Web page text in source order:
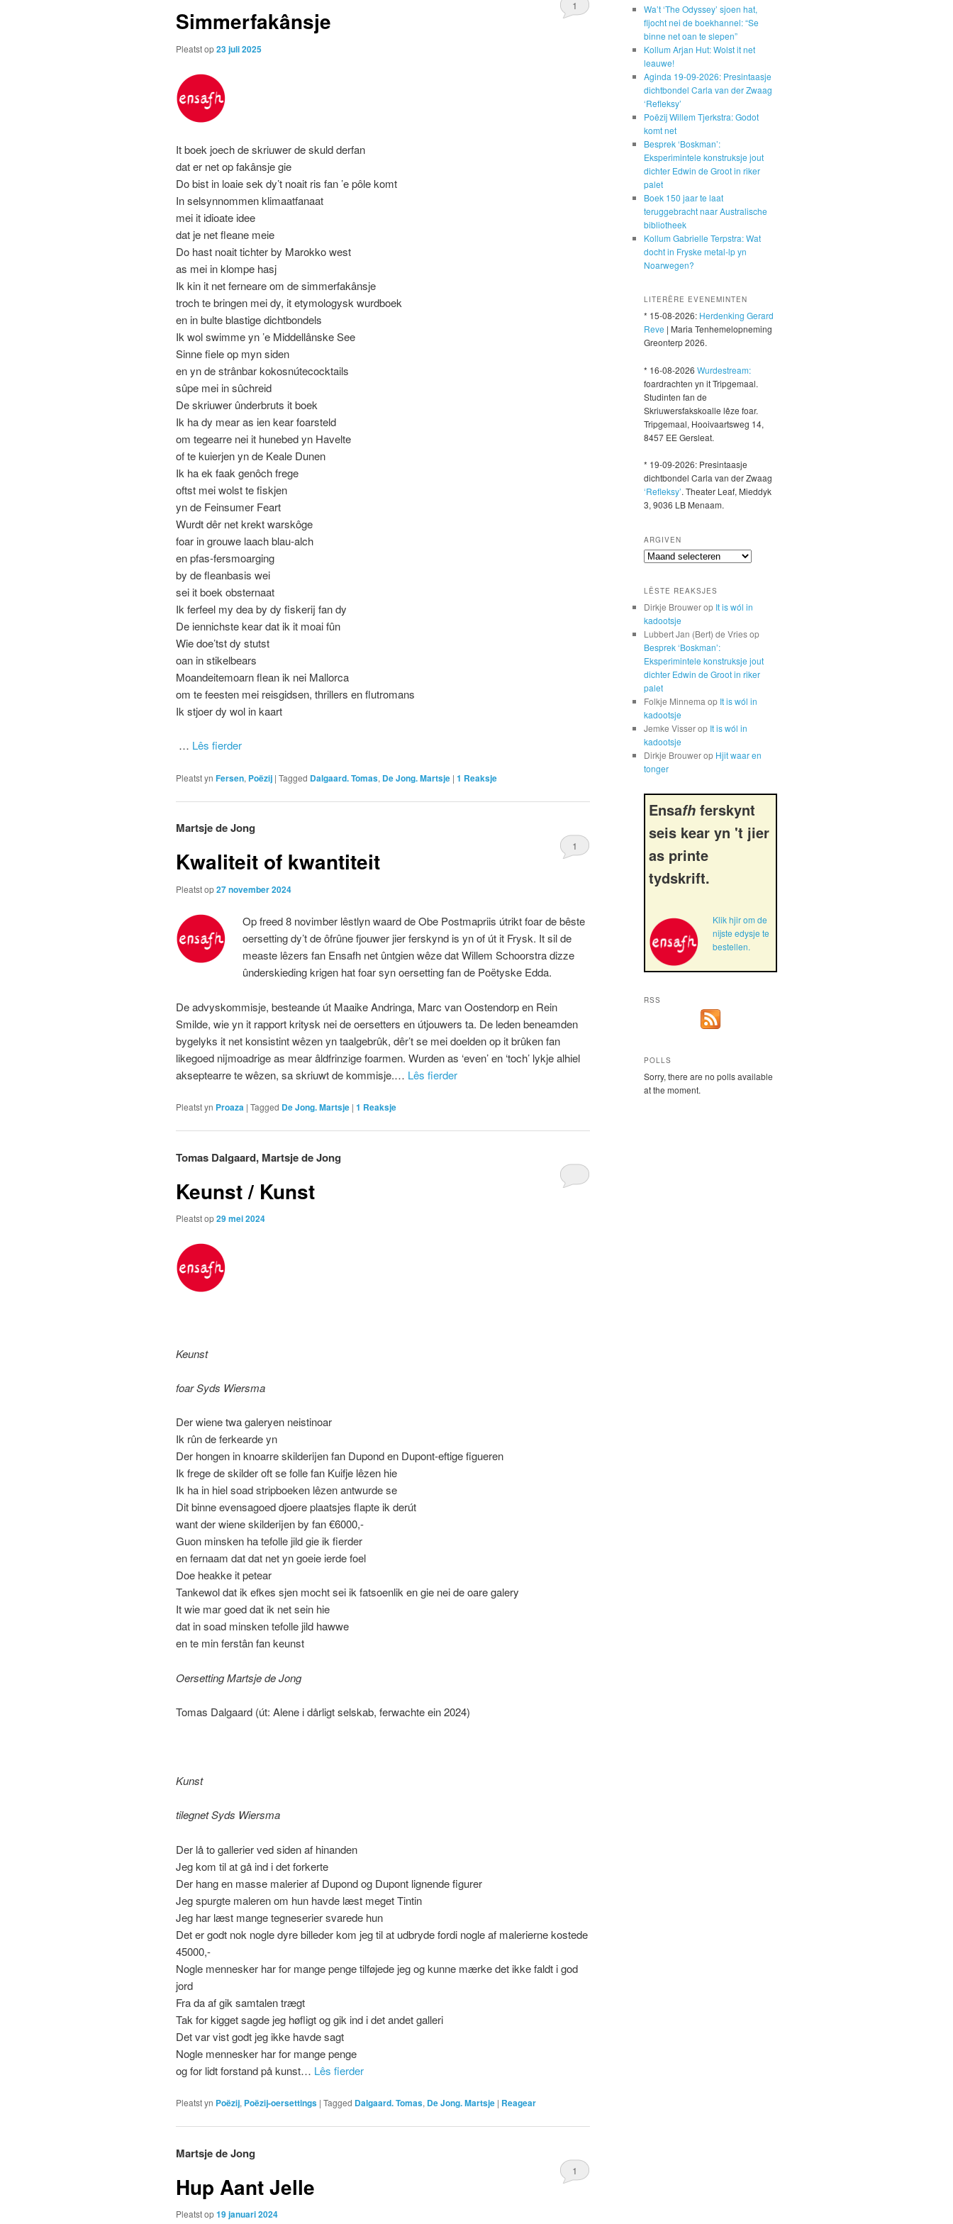
Simmerfakânsje
Pleatst op23 juli 2025
1
It boek joech de skriuwer de skuld derfan
dat er net op fakânsje gie
Do bist in loaie sek dy’t noait ris fan ’e pôle komt
In selsynnommen klimaatfanaat
mei it idioate idee
dat je net fleane meie
Do hast noait tichter by Marokko west
as mei in klompe hasj
Ik kin it net ferneare om de simmerfakânsje
troch te bringen mei dy, it etymologysk wurdboek
en in bulte blastige dichtbondels
Ik wol swimme yn ’e Middellânske See
Sinne fiele op myn siden
en yn de strânbar kokosnútecocktails
sûpe mei in sûchreid
De skriuwer ûnderbruts it boek
Ik ha dy mear as ien kear foarsteld
om tegearre nei it hunebed yn Havelte
of te kuierjen yn de Keale Dunen
Ik ha ek faak genôch frege
oftst mei wolst te fiskjen
yn de Feinsumer Feart
Wurdt dêr net krekt warskôge
foar in grouwe laach blau-alch
en pfas-fersmoarging
by de fleanbasis wei
sei it boek obsternaat
Ik ferfeel my dea by dy fiskerij fan dy
De iennichste kear dat ik it moai fûn
Wie doe’tst dy stutst
oan in stikelbears
Moandeitemoarn flean ik nei Mallorca
om te feesten mei reisgidsen, thrillers en flutromans
Ik stjoer dy wol in kaart
… Lês fierder
Pleatst yn Fersen, Poëzij | Tagged Dalgaard. Tomas, De Jong. Martsje | 1 Reaksje
Martsje de Jong
Kwaliteit of kwantiteit
Pleatst op27 november 2024
1
Op freed 8 novimber lêstlyn waard de Obe Postmapriis útrikt foar de bêste
oersetting dy’t de ôfrûne fjouwer jier ferskynd is yn of út it Frysk. It sil de
measte lêzers fan Ensafh net ûntgien wêze dat Willem Schoorstra dizze
ûnderskieding krigen hat foar syn oersetting fan de Poëtyske Edda.
De advyskommisje, besteande út Maaike Andringa, Marc van Oostendorp en Rein
Smilde, wie yn it rapport kritysk nei de oersetters en útjouwers ta. De leden beneamden
bygelyks it net konsistint wêzen yn taalgebrûk, dêr’t se mei doelden op it brûken fan
likegoed nijmoadrige as mear âldfrinzige foarmen. Wurden as ‘even’ en ‘toch’ lykje alhiel
akseptearre te wêzen, sa skriuwt de kommisje.… Lês fierder
Pleatst yn Proaza | Tagged De Jong. Martsje | 1 Reaksje
Tomas Dalgaard, Martsje de Jong
Keunst / Kunst
Pleatst op29 mei 2024
Keunst
foar Syds Wiersma
Der wiene twa galeryen neistinoar
Ik rûn de ferkearde yn
Der hongen in knoarre skilderijen fan Dupond en Dupont-eftige figueren
Ik frege de skilder oft se folle fan Kuifje lêzen hie
Ik ha in hiel soad stripboeken lêzen antwurde se
Dit binne evensagoed djoere plaatsjes flapte ik derút
want der wiene skilderijen by fan €6000,-
Guon minsken ha tefolle jild gie ik fierder
en fernaam dat dat net yn goeie ierde foel
Doe heakke it petear
Tankewol dat ik efkes sjen mocht sei ik fatsoenlik en gie nei de oare galery
It wie mar goed dat ik net sein hie
dat in soad minsken tefolle jild hawwe
en te min ferstân fan keunst
Oersetting Martsje de Jong
Tomas Dalgaard (út: Alene i dårligt selskab, ferwachte ein 2024)
Kunst
tilegnet Syds Wiersma
Der lå to gallerier ved siden af hinanden
Jeg kom til at gå ind i det forkerte
Der hang en masse malerier af Dupond og Dupont lignende figurer
Jeg spurgte maleren om hun havde læst meget Tintin
Jeg har læst mange tegneserier svarede hun
Det er godt nok nogle dyre billeder kom jeg til at udbryde fordi nogle af malerierne kostede
45000,-
Nogle mennesker har for mange penge tilføjede jeg og kunne mærke det ikke faldt i god
jord
Fra da af gik samtalen trægt
Tak for kigget sagde jeg høfligt og gik ind i det andet galleri
Det var vist godt jeg ikke havde sagt
Nogle mennesker har for mange penge
og for lidt forstand på kunst… Lês fierder
Pleatst yn Poëzij, Poëzij-oersettings | Tagged Dalgaard. Tomas, De Jong. Martsje | Reagear
Martsje de Jong
Hup Aant Jelle
Pleatst op19 januari 2024
1
Wa’t ‘The Odyssey’ sjoen hat,
fljocht nei de boekhannel: “Se
binne net oan te slepen”
Kollum Arjan Hut: Wolst it net
leauwe!
Aginda 19-09-2026: Presintaasje
dichtbondel Carla van der Zwaag
‘Refleksy’
Poëzij Willem Tjerkstra: Godot
komt net
Besprek ‘Boskman’:
Eksperimintele konstruksje jout
dichter Edwin de Groot in riker
palet
Boek 150 jaar te laat
teruggebracht naar Australische
bibliotheek
Kollum Gabrielle Terpstra: Wat
docht in Fryske metal-lp yn
Noarwegen?
LITERÊRE EVENEMINTEN
* 15-08-2026: Herdenking Gerard
Reve | Maria Tenhemelopneming
Greonterp 2026.
* 16-08-2026 Wurdestream:
foardrachten yn it Tripgemaal.
Studinten fan de
Skriuwersfakskoalle lêze foar.
Tripgemaal, Hooivaartsweg 14,
8457 EE Gersleat.
* 19-09-2026: Presintaasje
dichtbondel Carla van der Zwaag
‘Refleksy’. Theater Leaf, Mieddyk
3, 9036 LB Menaam.
ARGIVEN
Argiven
LÊSTE REAKSJES
Dirkje Brouwerop It is wól in
kadootsje
Lubbert Jan (Bert) de Vriesop
Besprek ‘Boskman’:
Eksperimintele konstruksje jout
dichter Edwin de Groot in riker
palet
Folkje Minnema op It is wól in
kadootsje
Jemke Visserop It is wól in
kadootsje
Dirkje Brouwerop Hjit waar en
tonger
Ensafh ferskynt
seis kear yn 't jier
as printe
tydskrift.
Klik hjir om de
nijste edysje te
bestellen.
RSS
POLLS
Sorry, there are no polls available
at the moment.